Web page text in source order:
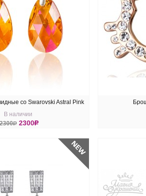
со Swarovski Astral Pink
В наличии
2300R 2300R